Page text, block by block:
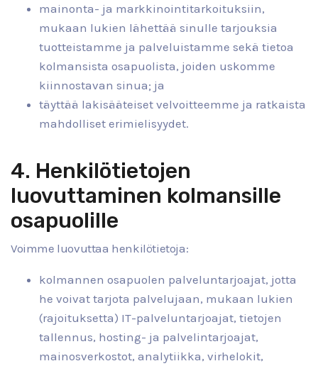
mainonta- ja markkinointitarkoituksiin,
mukaan lukien lähettää sinulle tarjouksia
tuotteistamme ja palveluistamme sekä tietoa
kolmansista osapuolista, joiden uskomme
kiinnostavan sinua; ja
täyttää lakisääteiset velvoitteemme ja ratkaista
mahdolliset erimielisyydet.
4. Henkilötietojen
luovuttaminen kolmansille
osapuolille
Voimme luovuttaa henkilötietoja:
kolmannen osapuolen palveluntarjoajat, jotta
he voivat tarjota palvelujaan, mukaan lukien
(rajoituksetta) IT-palveluntarjoajat, tietojen
tallennus, hosting- ja palvelintarjoajat,
mainosverkostot, analytiikka, virhelokit,